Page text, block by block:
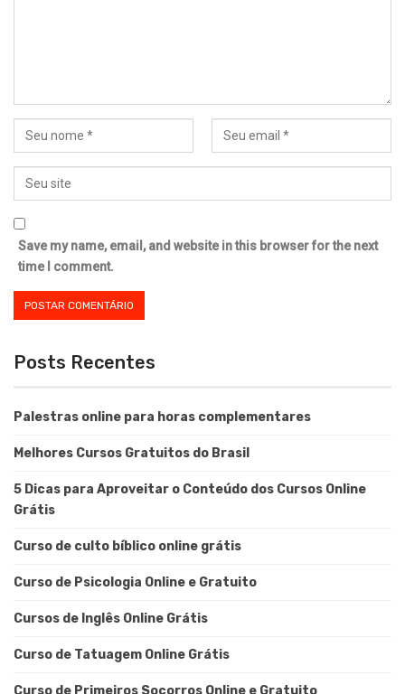
Save my name, email, and website in this browser for the next
time I comment.
Posts Recentes
Palestras online para horas complementares
Melhores Cursos Gratuitos do Brasil
5 Dicas para Aproveitar o Conteúdo dos Cursos Online
Grátis
Curso de culto bíblico online grátis
Curso de Psicologia Online e Gratuito
Cursos de Inglês Online Grátis
Curso de Tatuagem Online Grátis
Curso de Primeiros Socorros Online e Gratuito